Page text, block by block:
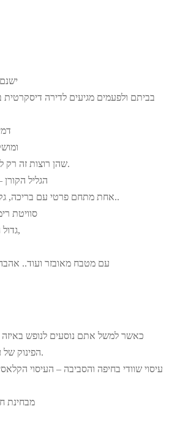
בביתם ולפעמים מגיעים לדירה
שהן רוצות זה רק לספק אתכם.אבל למה לדמיין, שאפשר להגשים.
הגליל הקורן –
אחת מתחם פרטי עם בריכה, גקוזי, משחקי שולחן, מדשאות, פינות ישיבה ועוד..
סוויטת
גדול המתאים הן לנופש והן למסיבות- במקום בריכה,
עם מטבח מאובזר ועוד..
כאשר למשל אתם נוסעים לנופש
הפינוק של עצמכם ותזמינו עיסוי מפנק, כי אם כבר אז כבר.
עיסוי שוודי בחיפה והסביבה – העיסוי
מבחינת